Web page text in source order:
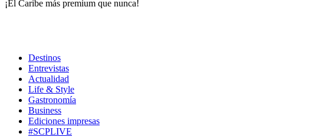
¡El Caribe más premium que nunca!
Destinos
Entrevistas
Actualidad
Life & Style
Gastronomía
Business
Ediciones impresas
#SCPLIVE